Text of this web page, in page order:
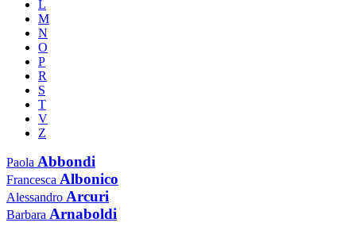
L
M
N
O
P
R
S
T
V
Z
Paola Abbondi
Francesca Albonico
Alessandro Arcuri
Barbara Arnaboldi